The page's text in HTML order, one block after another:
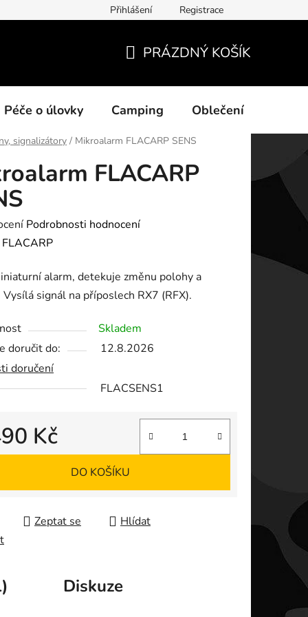
Přihlášení Registrace
KOŠÍK
PRÁZDNÝ KOŠÍK
Péče o úlovky Camping Oblečení
signalizátory / Mikroalarm FLACARP SENS
FLACARP
Podrobnosti hodnocení
FLACARP
alarm, detekuje změnu polohy a
Vysílá signál na příposlech RX7 (RFX).
Skladem
doručit do:
12.8.2026
doručení
FLACSENS1
Kč
DO KOŠÍKU
Zeptat se
Hlídat
Diskuze